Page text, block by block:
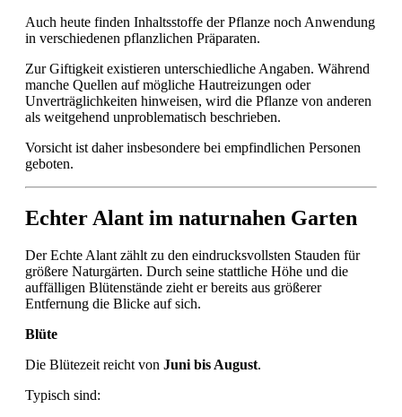
Auch heute finden Inhaltsstoffe der Pflanze noch Anwendung
in verschiedenen pflanzlichen Präparaten.
Zur Giftigkeit existieren unterschiedliche Angaben. Während
manche Quellen auf mögliche Hautreizungen oder
Unverträglichkeiten hinweisen, wird die Pflanze von anderen
als weitgehend unproblematisch beschrieben.
Vorsicht ist daher insbesondere bei empfindlichen Personen
geboten.
Echter Alant im naturnahen Garten
Der Echte Alant zählt zu den eindrucksvollsten Stauden für
größere Naturgärten. Durch seine stattliche Höhe und die
auffälligen Blütenstände zieht er bereits aus größerer
Entfernung die Blicke auf sich.
Blüte
Die Blütezeit reicht von Juni bis August.
Typisch sind: